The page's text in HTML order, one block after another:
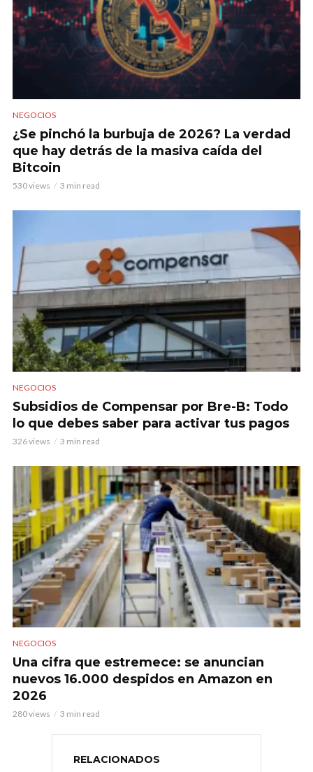
NEGOCIOS
¿Se pinchó la burbuja de 2026? La verdad
que hay detrás de la masiva caída del
Bitcoin
530 views 3 min read
NEGOCIOS
Subsidios de Compensar por Bre-B: Todo
lo que debes saber para activar tus pagos
326 views 3 min read
NEGOCIOS
Una cifra que estremece: se anuncian
nuevos 16.000 despidos en Amazon en
2026
280 views 3 min read
RELACIONADOS